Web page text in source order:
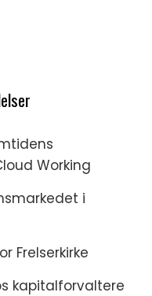
Working
i
Frelserkirke
kapitalforvaltere